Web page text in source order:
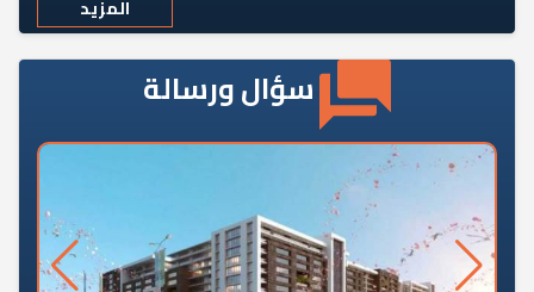
المزيد
سؤال ورسالة